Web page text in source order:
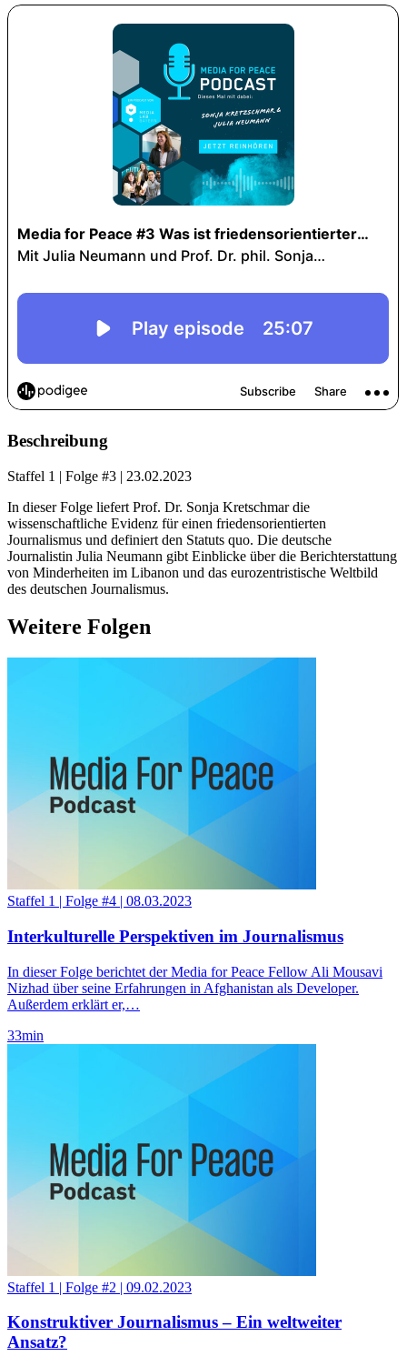
Beschreibung
Staffel 1 | Folge #3 | 23.02.2023
In dieser Folge liefert Prof. Dr. Sonja Kretschmar die
wissenschaftliche Evidenz für einen friedensorientierten
Journalismus und definiert den Statuts quo. Die deutsche
Journalistin Julia Neumann gibt Einblicke über die Berichterstattung
von Minderheiten im Libanon und das eurozentristische Weltbild
des deutschen Journalismus.
Weitere Folgen
Staffel 1 | Folge #4 | 08.03.2023
Interkulturelle Perspektiven im Journalismus
In dieser Folge berichtet der Media for Peace Fellow Ali Mousavi
Nizhad über seine Erfahrungen in Afghanistan als Developer.
Außerdem erklärt er,…
33min
Staffel 1 | Folge #2 | 09.02.2023
Konstruktiver Journalismus – Ein weltweiter
Ansatz?